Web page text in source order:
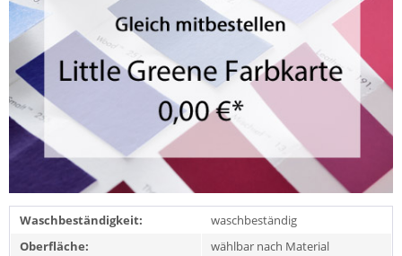
Waschbeständigkeit:
waschbeständig
Oberfläche:
wählbar nach Material